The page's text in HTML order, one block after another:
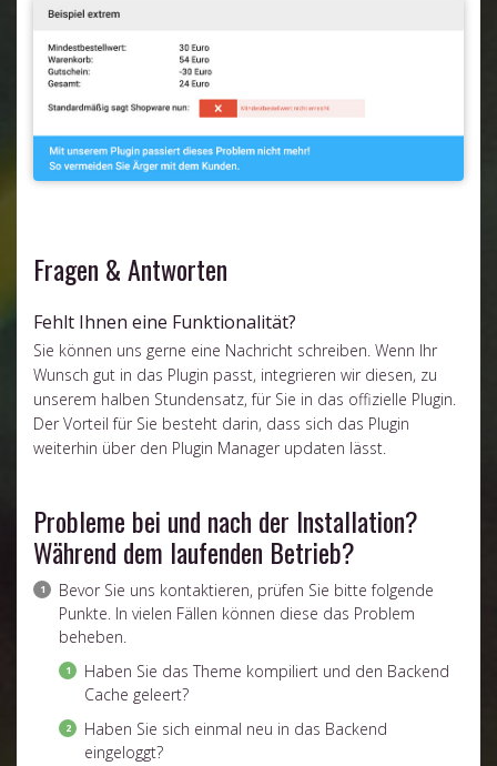
Fragen & Antworten
Fehlt Ihnen eine Funktionalität?
Sie können uns gerne eine Nachricht schreiben. Wenn Ihr
Wunsch gut in das Plugin passt, integrieren wir diesen, zu
unserem halben Stundensatz, für Sie in das offizielle Plugin.
Der Vorteil für Sie besteht darin, dass sich das Plugin
weiterhin über den Plugin Manager updaten lässt.
Probleme bei und nach der Installation?
Während dem laufenden Betrieb?
Bevor Sie uns kontaktieren, prüfen Sie bitte folgende
Punkte. In vielen Fällen können diese das Problem
beheben.
Haben Sie das Theme kompiliert und den Backend
Cache geleert?
Haben Sie sich einmal neu in das Backend
eingeloggt?